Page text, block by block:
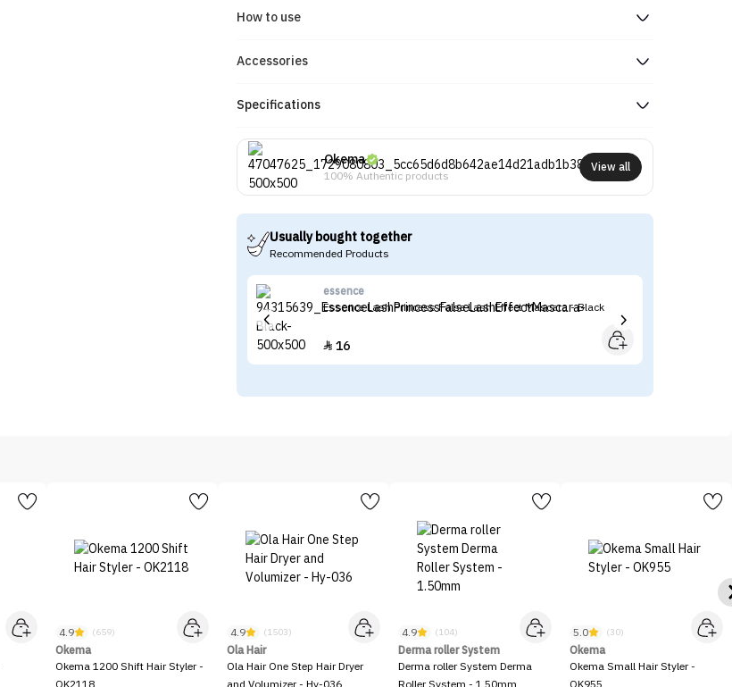
How to use
Accessories
Specifications
Okema
100% Authentic products
View all
Usually bought together
Recommended Products
essence
Essence Lash Princess False Lash Effect Mascara - Black
 16
4.9 (659)
Okema
Okema 1200 Shift Hair Styler -
4.9 (1503)
Ola Hair
Ola Hair One Step Hair Dryer
4.9 (104)
Derma roller System
Derma roller System Derma
5.0 (30)
Okema
Okema Small Hair Styler -